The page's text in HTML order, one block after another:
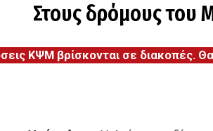
Στους δρόμους του
ΚΨΜ βρίσκονται σε διακοπές.